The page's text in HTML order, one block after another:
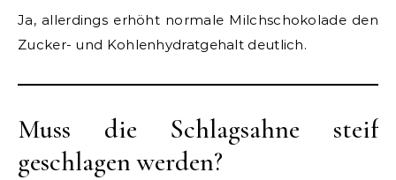
Ja, allerdings erhöht normale Milchschokolade den
Zucker- und Kohlenhydratgehalt deutlich.
Muss die Schlagsahne steif
geschlagen werden?